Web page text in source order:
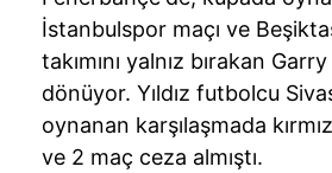
6698 sayılı Kişisel Verilerin
hazırlanmış Aydınlatma Metnimizi
ilgili mevzuata uygun olarak
almak için lütfen
tıklayınız
İstanbulspor maçı ve
takımını yalnız bırakan Garry
dönüyor. Yıldız futbolcu
oynanan karşılaşmada
ve 2 maç ceza almıştı.